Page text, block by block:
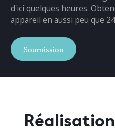
d'ici quelques heures.
appareil en aussi peu que
Soumission